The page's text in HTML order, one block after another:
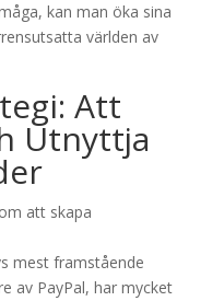
kan man öka sina
världen av
Att
Utnyttja
mest framstående
av PayPal, har mycket